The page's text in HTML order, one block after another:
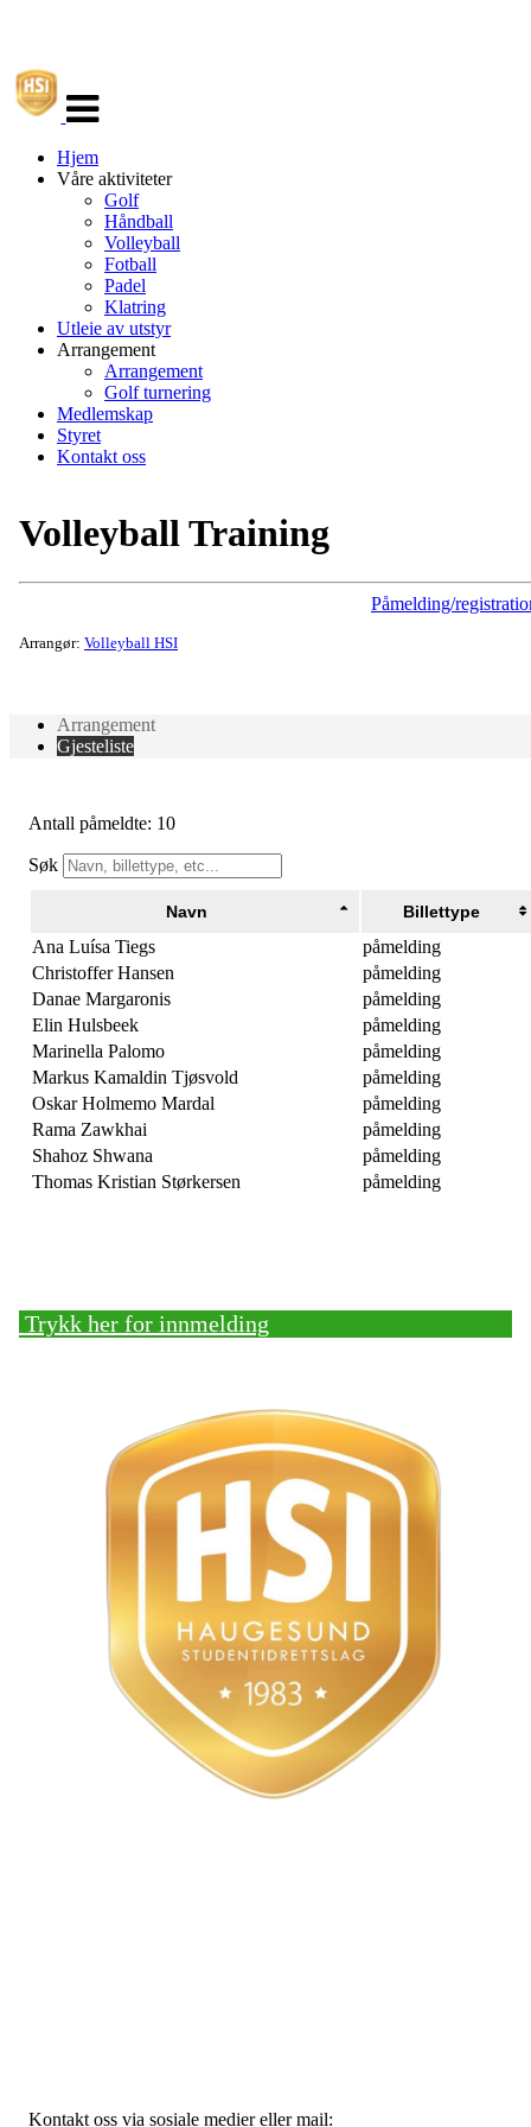
navigasjon
Hjem
Våre aktiviteter
Golf
Håndball
Volleyball
Fotball
Padel
Klatring
Utleie av utstyr
Arrangement
Arrangement
Golf turnering
Medlemskap
Styret
Kontakt oss
Volleyball Training
Arrangør: Volleyball HSI
Påmelding/
Arrangement
Gjesteliste
Antall påmeldte: 10
Søk
Navn Billettype
Ana Luísa Tiegs
påmelding
Christoffer Hansen
påmelding
Danae Margaronis
påmelding
Elin Hulsbeek
påmelding
Marinella Palomo
påmelding
Markus Kamaldin Tjøsvold
påmelding
Oskar Holmemo Mardal
påmelding
Rama Zawkhai
påmelding
Shahoz Shwana
påmelding
Thomas Kristian Størkersen
påmelding
Trykk her for innmelding
Kontakt oss via sosiale medier eller mail: